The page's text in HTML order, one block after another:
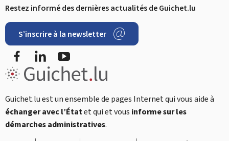
Restez informé des dernières actualités de Guichet.lu
S’inscrire à la newsletter
FacebookLinkedIn
Guichet.lu est un ensemble de pages Internet qui vous aide à
échanger avec l’Étatet qui et vous informe sur les
démarches administratives.